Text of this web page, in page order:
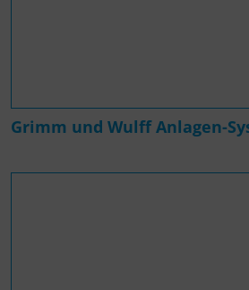
Grimm und Wulff Anlagen-